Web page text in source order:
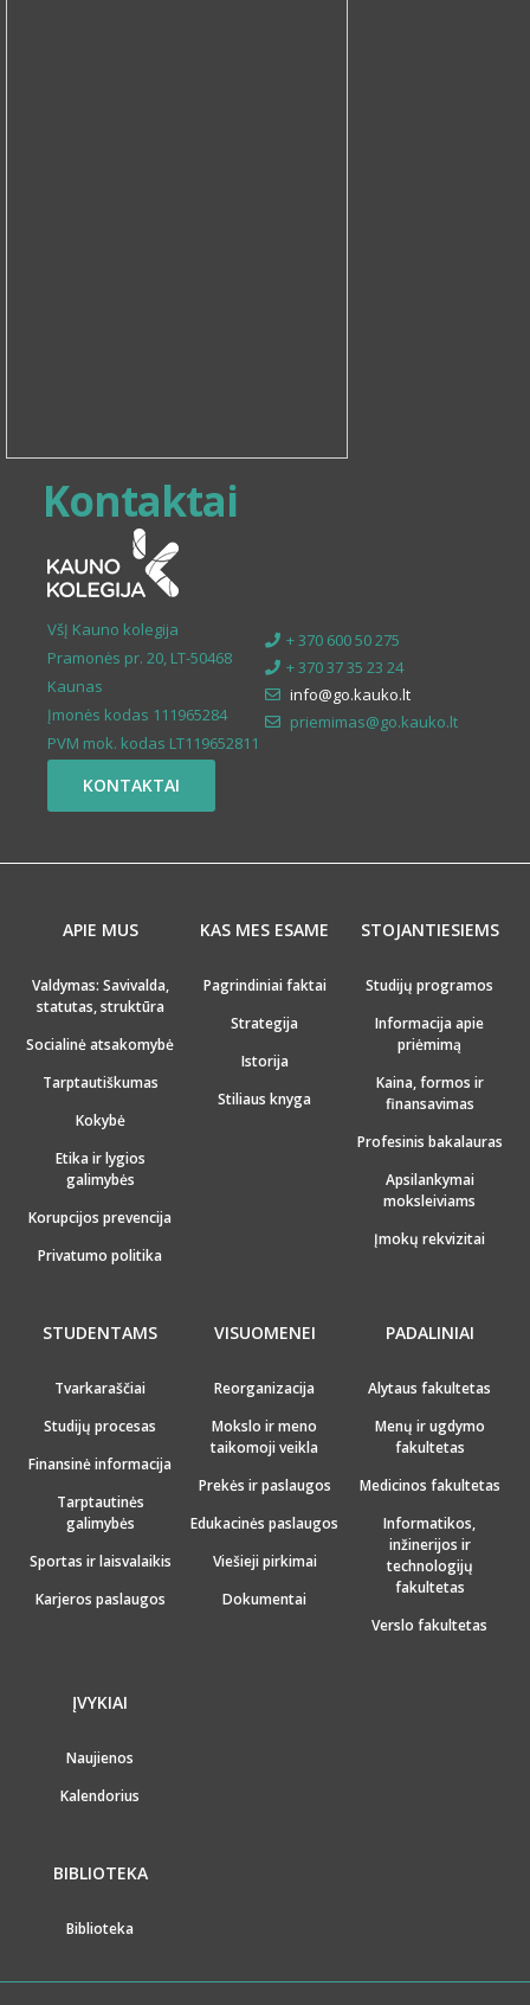
Kontaktai
VšĮ Kauno kolegija
Pramonės pr. 20, LT-50468
Kaunas
Įmonės kodas 111965284
PVM mok. kodas LT119652811
+ 370 600 50 275
+ 370 37 35 23 24
info@go.kauko.lt
priemimas@go.kauko.lt
KONTAKTAI
APIE MUS
Valdymas: Savivalda,
statutas, struktūra
Socialinė atsakomybė
Tarptautiškumas
Kokybė
Etika ir lygios
galimybės
Korupcijos prevencija
Privatumo politika
KAS MES ESAME
Pagrindiniai faktai
Strategija
Istorija
Stiliaus knyga
STOJANTIESIEMS
Studijų programos
Informacija apie
priėmimą
Kaina, formos ir
finansavimas
Profesinis bakalauras
Apsilankymai
moksleiviams
Įmokų rekvizitai
STUDENTAMS
Tvarkaraščiai
Studijų procesas
Finansinė informacija
Tarptautinės
galimybės
Sportas ir laisvalaikis
Karjeros paslaugos
VISUOMENEI
Reorganizacija
Mokslo ir meno
taikomoji veikla
Prekės ir paslaugos
Edukacinės paslaugos
Viešieji pirkimai
Dokumentai
PADALINIAI
Alytaus fakultetas
Menų ir ugdymo
fakultetas
Medicinos fakultetas
Informatikos,
inžinerijos ir
technologijų
fakultetas
Verslo fakultetas
ĮVYKIAI
Naujienos
Kalendorius
BIBLIOTEKA
Biblioteka